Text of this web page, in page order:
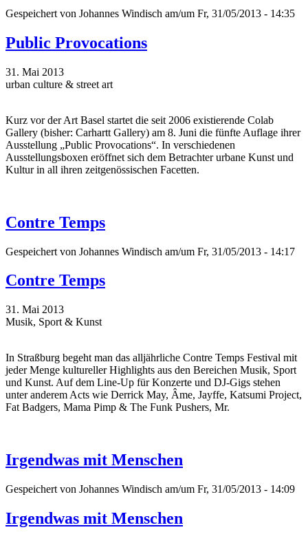
Gespeichert von Johannes Windisch am/um Fr, 31/05/2013 - 14:35
Public Provocations
31. Mai 2013
urban culture & street art
Kurz vor der Art Basel startet die seit 2006 existierende Colab
Gallery (bisher: Carhartt Gallery) am 8. Juni die fünfte Auflage ihrer
Ausstellung „Public Provocations“. In verschiedenen
Ausstellungsboxen eröffnet sich dem Betrachter urbane Kunst und
Kultur in all ihren zeitgenössischen Facetten.
Contre Temps
Gespeichert von Johannes Windisch am/um Fr, 31/05/2013 - 14:17
Contre Temps
31. Mai 2013
Musik, Sport & Kunst
In Straßburg begeht man das alljährliche Contre Temps Festival mit
jeder Menge kultureller Highlights aus den Bereichen Musik, Sport
und Kunst. Auf dem Line-Up für Konzerte und DJ-Gigs stehen
unter anderem Acts wie Derrick May, Âme, Jayffe, Katsumi Project,
Fat Badgers, Mama Pimp & The Funk Pushers, Mr.
Irgendwas mit Menschen
Gespeichert von Johannes Windisch am/um Fr, 31/05/2013 - 14:09
Irgendwas mit Menschen